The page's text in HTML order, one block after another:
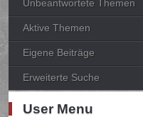
Unbeantwortete Themen
Aktive Themen
Eigene Beiträge
Erweiterte Suche
User Menu